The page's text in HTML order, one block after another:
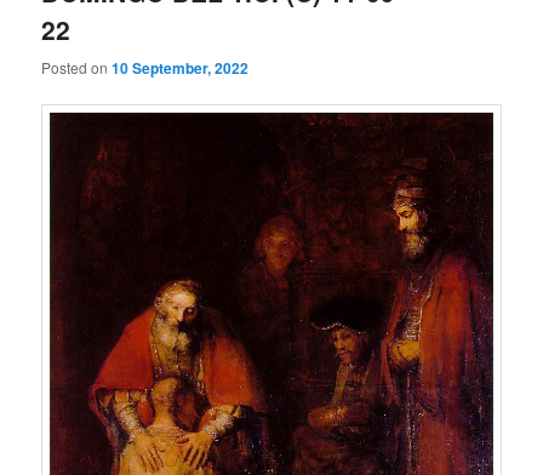
22
Posted on10 September, 2022